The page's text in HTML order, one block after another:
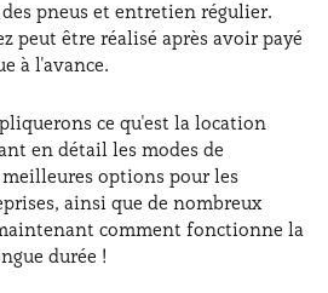
pneus et entretien régulier.
peut être réalisé après avoir payé
à l'avance.
ce qu'est la location
en détail les modes de
options pour les
ainsi que de nombreux
comment fonctionne la
durée !